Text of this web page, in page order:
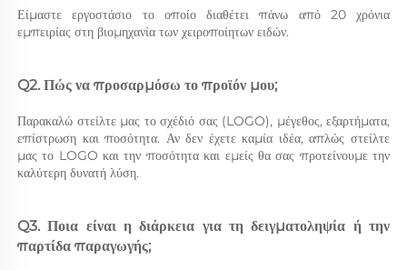
Είμαστε εργοστάσιο το οποίο διαθέτει πάνω από 20 χρόνια
εμπειρίας στη βιομηχανία των χειροποίητων ειδών.
Q2. Πώς να προσαρμόσω το προϊόν μου;
Παρακαλώ στείλτε μας το σχέδιό σας (LOGO), μέγεθος, εξαρτήματα,
επίστρωση και ποσότητα. Αν δεν έχετε καμία ιδέα, απλώς στείλτε
μας το LOGO και την ποσότητα και εμείς θα σας προτείνουμε την
καλύτερη δυνατή λύση.
Q3. Ποια είναι η διάρκεια για τη δειγματοληψία ή την
παρτίδα παραγωγής;